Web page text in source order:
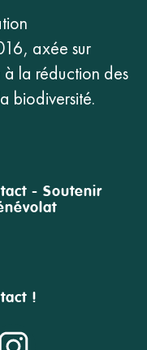
axée sur
la réduction des
biodiversité.
- Soutenir
!